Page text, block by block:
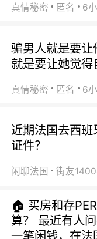
真情秘密 匿名 6
骗男人就是要让
就是要让她觉得
真情秘密 匿名 6
近期法国去西
证件？
闲聊法国
🏠 买房和存
算？ 最近有人
一笔闲钱，在法